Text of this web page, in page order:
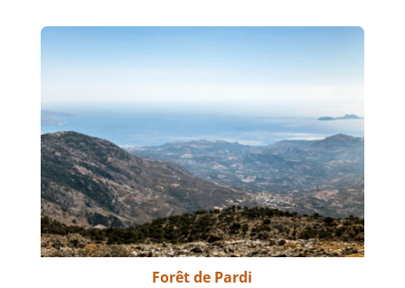
Forêt de Pardi